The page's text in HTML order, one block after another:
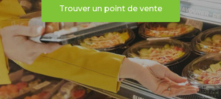
Trouver un point de vente